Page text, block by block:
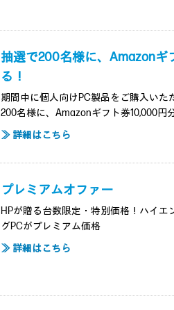
抽選で200名様に、Amazonギ
る！
期間中に個人向けPC製品をご購入いた
200名様に、Amazonギフト券10,000円
≫ 詳細はこちら
プレミアムオファー
HPが贈る台数限定・特別価格！ハイエ
グPCがプレミアム価格
≫ 詳細はこちら